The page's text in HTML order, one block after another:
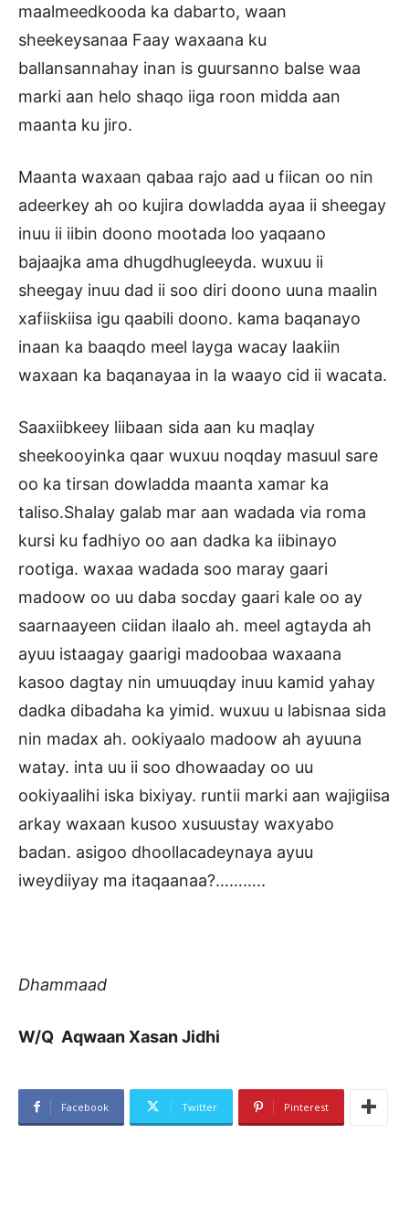
maalmeedkooda ka dabarto, waan
sheekeysanaa Faay waxaana ku
ballansannahay inan is guursanno balse waa
marki aan helo shaqo iiga roon midda aan
maanta ku jiro.
Maanta waxaan qabaa rajo aad u fiican oo nin
adeerkey ah oo kujira dowladda ayaa ii sheegay
inuu ii iibin doono mootada loo yaqaano
bajaajka ama dhugdhugleeyda. wuxuu ii
sheegay inuu dad ii soo diri doono uuna maalin
xafiiskiisa igu qaabili doono. kama baqanayo
inaan ka baaqdo meel layga wacay laakiin
waxaan ka baqanayaa in la waayo cid ii wacata.
Saaxiibkeey liibaan sida aan ku maqlay
sheekooyinka qaar wuxuu noqday masuul sare
oo ka tirsan dowladda maanta xamar ka
taliso.Shalay galab mar aan wadada via roma
kursi ku fadhiyo oo aan dadka ka iibinayo
rootiga. waxaa wadada soo maray gaari
madoow oo uu daba socday gaari kale oo ay
saarnaayeen ciidan ilaalo ah. meel agtayda ah
ayuu istaagay gaarigi madoobaa waxaana
kasoo dagtay nin umuuqday inuu kamid yahay
dadka dibadaha ka yimid. wuxuu u labisnaa sida
nin madax ah. ookiyaalo madoow ah ayuuna
watay. inta uu ii soo dhowaaday oo uu
ookiyaalihi iska bixiyay. runtii marki aan wajigiisa
arkay waxaan kusoo xusuustay waxyabo
badan. asigoo dhoollacadeynaya ayuu
iweydiiyay ma itaqaanaa?………..
Dhammaad
W/Q Aqwaan Xasan Jidhi
Facebook Twitter Pinterest